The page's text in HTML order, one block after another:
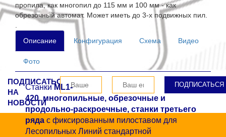
пропила, как многопил до 115 мм и 100 мм - как
обрезочный автомат. Может иметь до 3-х подвижных пил.
Описание
Конфигурация Схема Видео
Фото
СтанкиML1-
420 многопильные, обрезочные и
продольно-раскроечные, станки третьего
ряда с фиксированным пилоставом для
Лесопильных Линий стандартной
ПОДПИСАТЬСЯ
НА
НОВОСТИ